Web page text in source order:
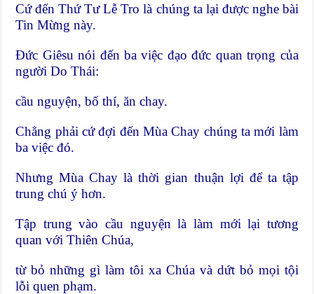
Cứ đến Thứ Tư Lễ Tro là chúng ta lại được nghe bài
Tin Mừng này.
Đức Giêsu nói đến ba việc đạo đức quan trọng của
người Do Thái:
cầu nguyện, bố thí, ăn chay.
Chẳng phải cứ đợi đến Mùa Chay chúng ta mới làm
ba việc đó.
Nhưng Mùa Chay là thời gian thuận lợi để ta tập
trung chú ý hơn.
Tập trung vào cầu nguyện là làm mới lại tương
quan với Thiên Chúa,
từ bỏ những gì làm tôi xa Chúa và dứt bỏ mọi tội
lỗi quen phạm.